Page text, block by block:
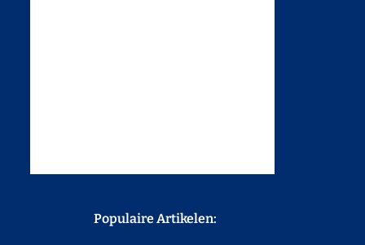
Populaire Artikelen: